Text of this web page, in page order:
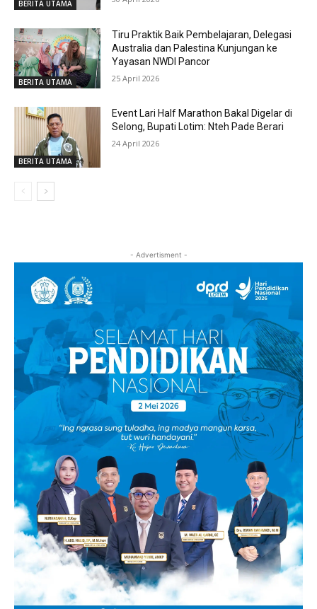
BERITA UTAMA
BERITA UTAMA
Tiru Praktik Baik Pembelajaran, Delegasi
Australia dan Palestina Kunjungan ke
Yayasan NWDI Pancor
25 April 2026
BERITA UTAMA
Event Lari Half Marathon Bakal Digelar di
Selong, Bupati Lotim: Nteh Pade Berari
24 April 2026
- Advertisment -